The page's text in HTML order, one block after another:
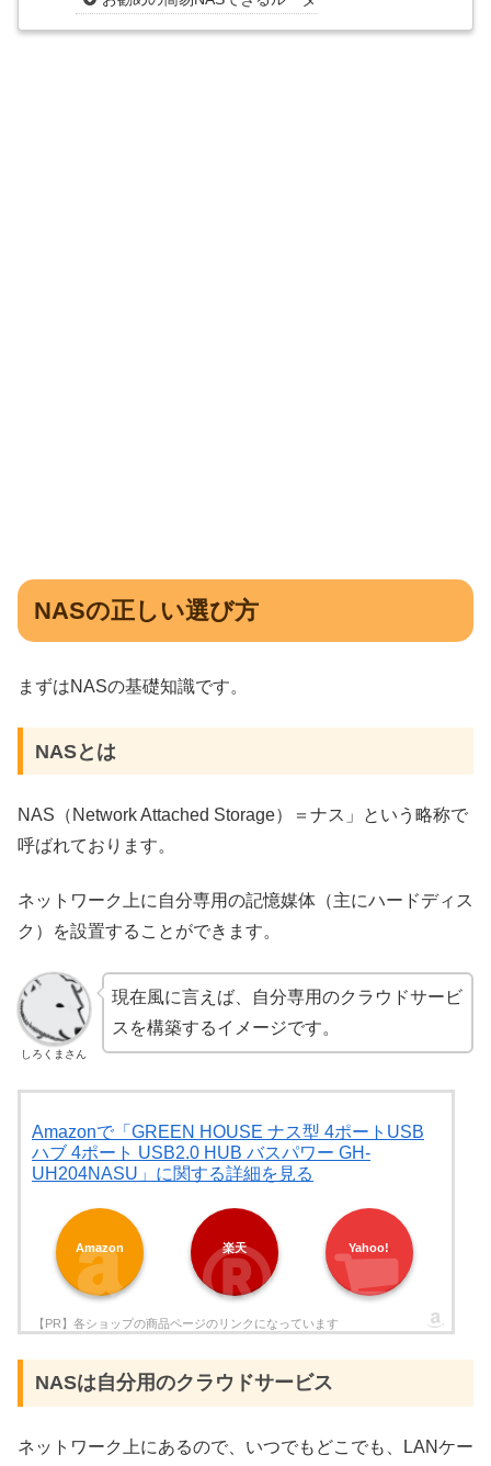
NASの正しい選び方
まずはNASの基礎知識です。
NASとは
NAS （ Network Attached Storage）＝ナス」という略称で
呼ばれております。
ネットワーク上に自分専用の記憶媒体（主にハードディス
ク）を設置することができます。
しろくまさん
現在風に言えば、自分専用のクラウドサービ
スを構築するイメージです。
Amazonで「GREEN HOUSE ナス型 4ポートUSB
ハブ 4ポート USB2.0 HUB バスパワー GH-
UH204NASU」に関する詳細を見る
Amazon 楽天 Yahoo!
NASは自分用のクラウドサービス
ネットワーク上にあるので、いつでもどこでも、 LANケー